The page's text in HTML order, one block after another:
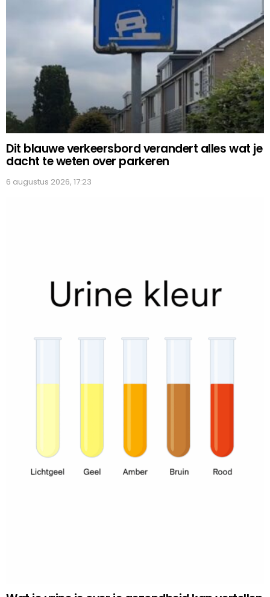
Dit blauwe verkeersbord verandert alles wat je
dacht te weten over parkeren
6 augustus 2026, 17:23